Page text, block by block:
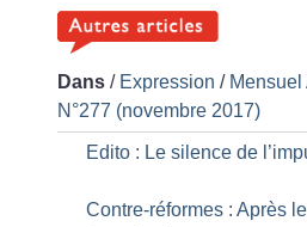
Dans / Expression / Mensuel
N°277 (novembre 2017)
Edito : Le silence de
Contre-réformes : Après